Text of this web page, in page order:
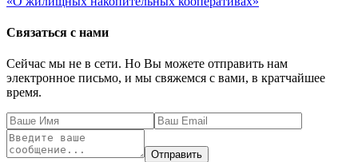
Связаться с нами
Сейчас мы не в сети. Но Вы можете отправить нам
электронное письмо, и мы свяжемся с вами, в кратчайшее
время.
Отправить